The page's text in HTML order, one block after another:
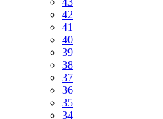
42
41
40
39
38
37
36
35
34